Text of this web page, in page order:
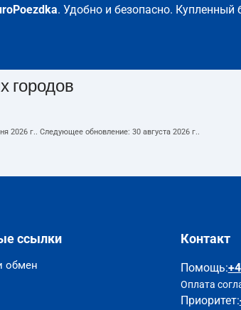
. Удобно и безопасно. Купленный
городов
2026 г.. Следующее обновление: 30 августа 2026 г..
ссылки
обмен
Контакт
Помощь:
Оплата
Приоритет: